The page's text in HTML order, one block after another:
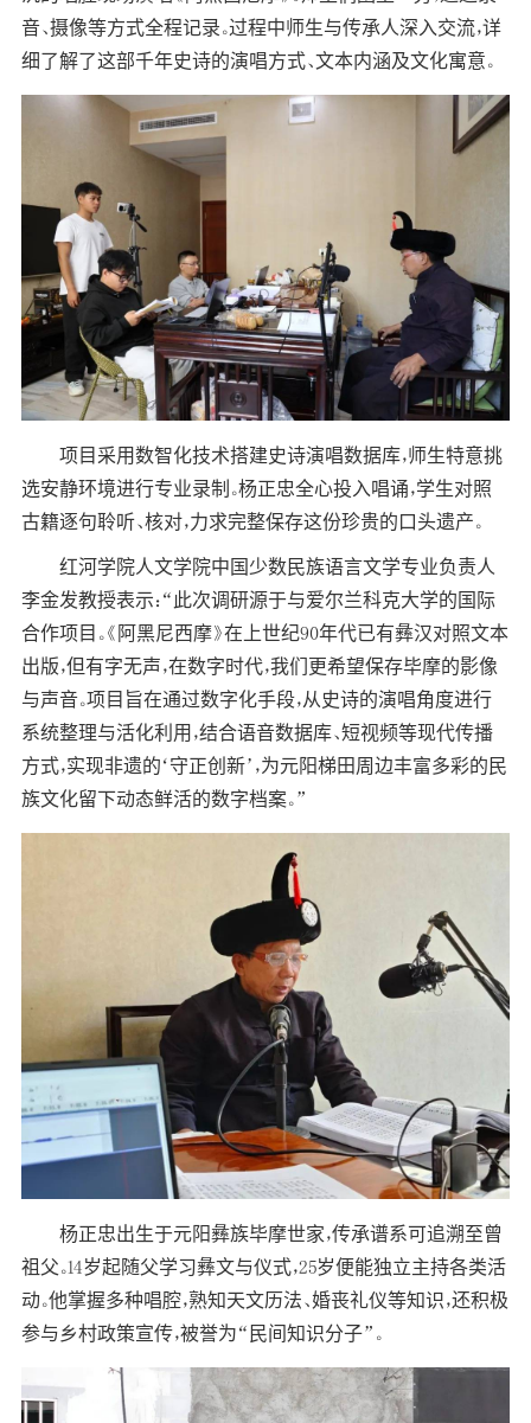
音、摄像等方式全程记录。过程中师生与传承人深入交流，详
细了解了这部千年史诗的演唱方式、文本内涵及文化寓意。
项目采用数智化技术搭建史诗演唱数据库，师生特意挑
选安静环境进行专业录制。杨正忠全心投入唱诵，学生对照
古籍逐句聆听、核对，力求完整保存这份珍贵的口头遗产。
红河学院人文学院中国少数民族语言文学专业负责人
李金发教授表示：“此次调研源于与爱尔兰科克大学的国际
合作项目。《阿黑尼西摩》在上世纪90年代已有彝汉对照文本
出版，但有字无声，在数字时代，我们更希望保存毕摩的影像
与声音。项目旨在通过数字化手段，从史诗的演唱角度进行
系统整理与活化利用，结合语音数据库、短视频等现代传播
方式，实现非遗的‘守正创新’，为元阳梯田周边丰富多彩的民
族文化留下动态鲜活的数字档案。”
杨正忠出生于元阳彝族毕摩世家，传承谱系可追溯至曾
祖父。14岁起随父学习彝文与仪式，25岁便能独立主持各类活
动。他掌握多种唱腔，熟知天文历法、婚丧礼仪等知识，还积极
参与乡村政策宣传，被誉为“民间知识分子”。